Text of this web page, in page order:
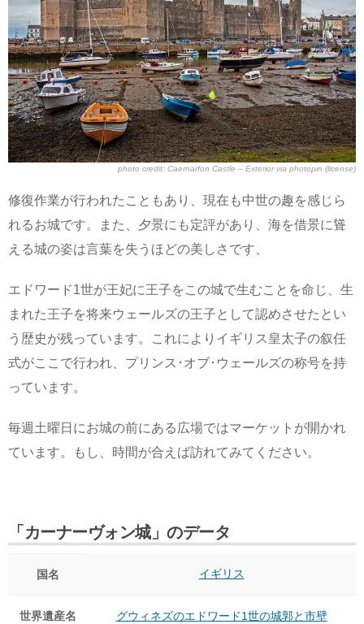
photo credit: Caernarfon Castle – Exteriorvia photopin (license)
修復作業が行われたこともあり、現在も中世の趣を感じら
れるお城です。また、夕景にも定評があり、海を借景に聳
える城の姿は言葉を失うほどの美しさです、
エドワード1世が王妃に王子をこの城で生むことを命じ、生
まれた王子を将来ウェールズの王子として認めさせたとい
う歴史が残っています。これによりイギリス皇太子の叙任
式がここで行われ、プリンス･オブ･ウェールズの称号を持
っています。
毎週土曜日にお城の前にある広場ではマーケットが開かれ
ています。もし、時間が合えば訪れてみてください。
「カーナーヴォン城」のデータ
国名 イギリス
世界遺産名 グウィネズのエドワード1世の城郭と市壁